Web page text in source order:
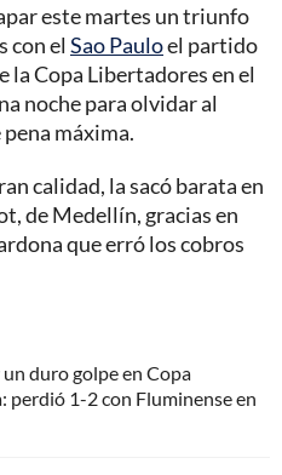
este martes un triunfo
con el Sao Pauloel partido
la Copa Libertadores en el
noche para olvidar al
máxima.
calidad, la sacó barata en
de Medellín, gracias en
que erró los cobros
duro golpe en Copa
perdió 1-2 con Fluminense en